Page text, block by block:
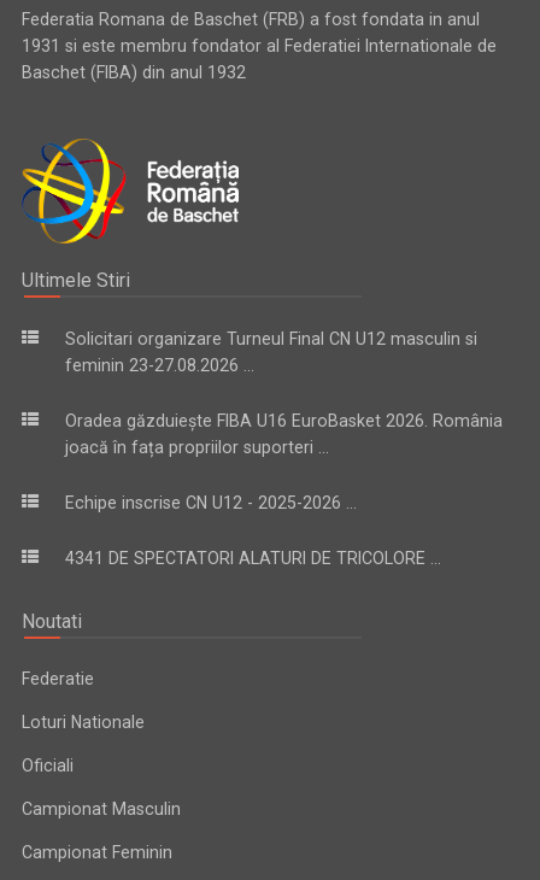
Federatia Romana de Baschet (FRB) a fost fondata in anul
1931 si este membru fondator al Federatiei Internationale de
Baschet (FIBA) din anul 1932
Ultimele Stiri
Solicitari organizare Turneul Final CN U12 masculin si
feminin 23-27.08.2026 ...
Oradea găzduiește FIBA U16 EuroBasket 2026. România
joacă în fața propriilor suporteri ...
Echipe inscrise CN U12 - 2025-2026 ...
4341 DE SPECTATORI ALATURI DE TRICOLORE ...
Noutati
Federatie
Loturi Nationale
Oficiali
Campionat Masculin
Campionat Feminin